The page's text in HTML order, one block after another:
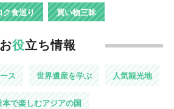
ク食巡り 買い物三昧
お役立ち情報
ス 世界遺産を学ぶ 人気観光地
本で楽しむアジアの国